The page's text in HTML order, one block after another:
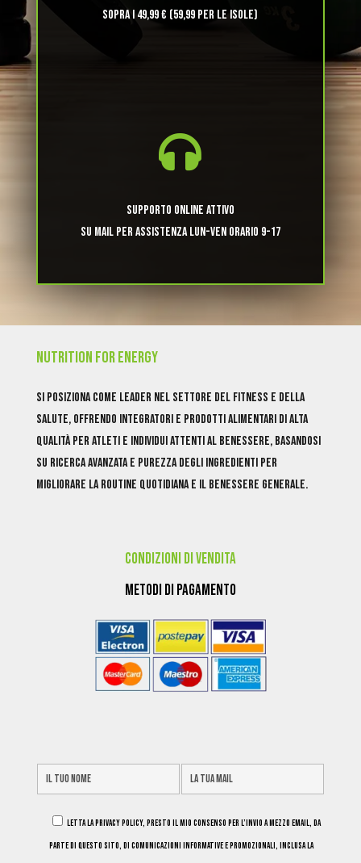
SOPRA I 49,99 € (59,99 per le Isole)

SUPPORTO ONLINE ATTIVO
SU MAIL PER ASSISTENZALUN-VEN ORARIO 9-17
NUTRITION FOR ENERGY
si posiziona come leader nel settore del fitness e della
salute, offrendo integratori e prodotti alimentari di alta
qualità per atleti e individui attenti al benessere, basandosi
su ricerca avanzata e purezza degli ingredienti per
migliorare la routine quotidiana e il benessere generale.
Condizioni di Vendita
Metodi di pagamento
Letta la Privacy Policy, presto il mio consenso per l’invio a mezzo email, da
parte di questo sito, di comunicazioni informative e promozionali, inclusa la